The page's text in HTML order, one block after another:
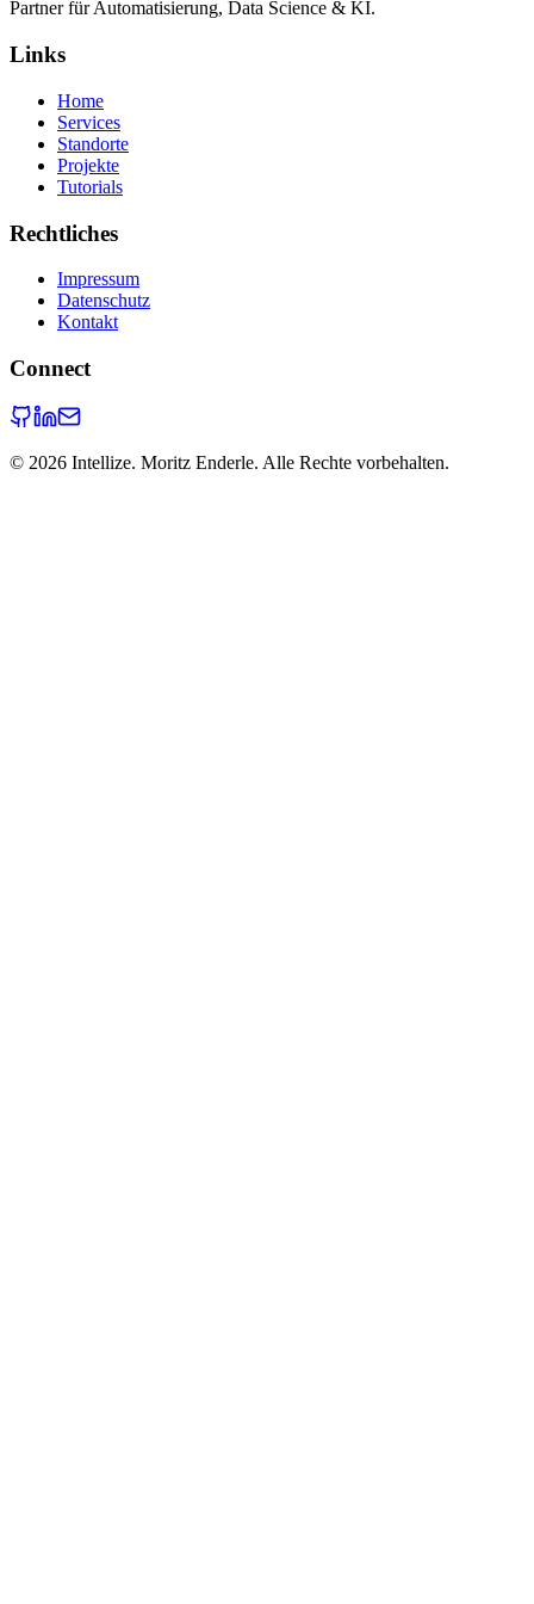
Partner für Automatisierung, Data Science & KI.
Links
Home
Services
Standorte
Projekte
Tutorials
Rechtliches
Impressum
Datenschutz
Kontakt
Connect
© 2026 Intellize. Moritz Enderle. Alle Rechte vorbehalten.